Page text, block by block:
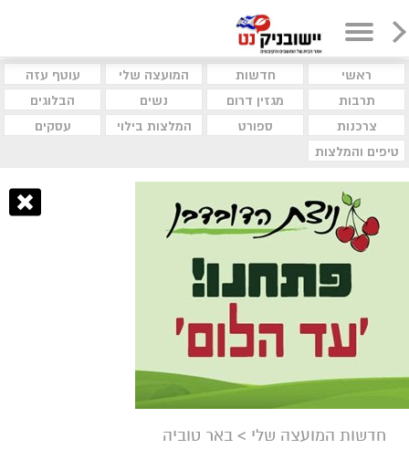
ראשי חדשות המועצה שלי
עוטף עזה
תרבות
מגזין דרום נשים
הבלוגים
צרכנות
ספורט המלצות בילוי
עסקים
טיפים והמלצות
חדשות המועצה שלי > באר טוביה